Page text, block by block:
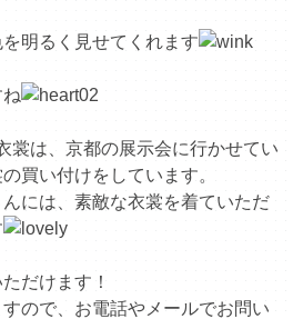
明るく見せてくれます
裳は、京都の展示会に行かせてい
買い付けをしています。
には、素敵な衣裳を着ていただ
だけます！
ので、お電話やメールでお問い